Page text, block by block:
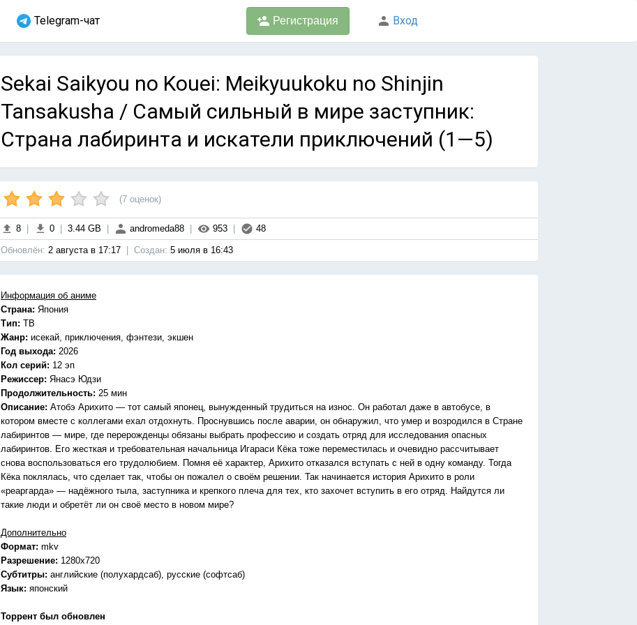
Telegram-чат Регистрация Вход
Sekai Saikyou no Kouei: Meikyuukoku no Shinjin
Tansakusha / Самый сильный в мире заступник:
Страна лабиринта и искатели приключений (1—5)
(7 оценок)
8 0 3.44 GB andromeda88 953 48
Обновлён: 2 августа в 17:17 Cоздан: 5 июля в 16:43
Информация об аниме
Страна: Япония
Тип: ТВ
Жанр: исекай, приключения, фэнтези, экшен
Год выхода: 2026
Кол серий: 12 эп
Режиссер: Янасэ Юдзи
Продолжительность: 25 мин
Описание: Атобэ Арихито — тот самый японец, вынужденный трудиться на износ. Он работал даже в автобусе, в
котором вместе с коллегами ехал отдохнуть. Проснувшись после аварии, он обнаружил, что умер и возродился в Стране
лабиринтов — мире, где перерожденцы обязаны выбрать профессию и создать отряд для исследования опасных
лабиринтов. Его жесткая и требовательная начальница Игараси Кёка тоже переместилась и очевидно рассчитывает
снова воспользоваться его трудолюбием. Помня её характер, Арихито отказался вступать с ней в одну команду. Тогда
Кёка поклялась, что сделает так, чтобы он пожалел о своём решении. Так начинается история Арихито в роли
«реаргарда» — надёжного тыла, заступника и крепкого плеча для тех, кто захочет вступить в его отряд. Найдутся ли
такие люди и обретёт ли он своё место в новом мире?
Дополнительно
Формат: mkv
Разрешение: 1280x720
Субтитры: английские (полухардсаб), русские (софтсаб)
Язык: японский
Торрент был обновлен